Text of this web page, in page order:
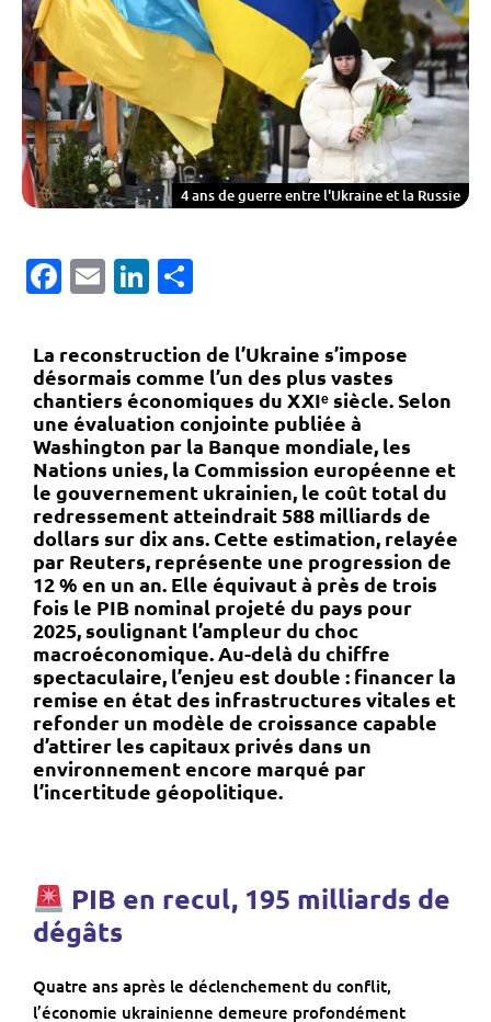
4 ans de guerre entre l'Ukraine et la Russie
Facebook
EmailLinkedIn
La reconstruction de l’Ukraine s’impose
désormais comme l’un des plus vastes
chantiers économiques du XXIᵉ siècle. Selon
une évaluation conjointe publiée à
Washington par la Banque mondiale, les
Nations unies, la Commission européenne et
le gouvernement ukrainien, le coût total du
redressement atteindrait588 milliards de
dollars sur dix ans. Cette estimation, relayée
par Reuters, représente une progression de
12 % en un an. Elle équivaut à près de trois
fois le PIB nominal projeté du pays pour
2025, soulignant l’ampleur du choc
macroéconomique. Au-delà du chiffre
spectaculaire, l’enjeu est double : financer la
remise en état des infrastructures vitales et
refonder un modèle de croissance capable
d’attirer les capitaux privés dans un
environnement encore marqué par
l’incertitude géopolitique.
PIB en recul, 195 milliards de
dégâts
Quatre ans après le déclenchement du conflit,
l’économie ukrainienne demeure profondément